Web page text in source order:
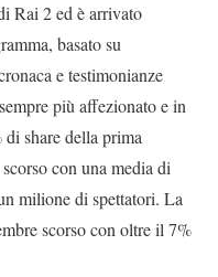
Rai 2 ed è arrivato
basato su
e testimonianze
più affezionato e in
share della prima
con una media di
milione di spettatori. La
scorso con oltre il 7%